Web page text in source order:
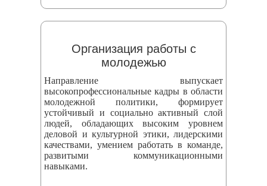
Организация работы с
молодежью
Направление выпускает
высокопрофессиональные кадры в области
молодежной политики, формирует
устойчивый и социально активный слой
людей, обладающих высоким уровнем
деловой и культурной этики, лидерскими
качествами, умением работать в команде,
развитыми коммуникационными
навыками.